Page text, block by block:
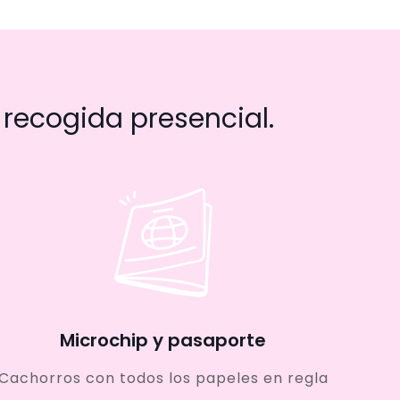
presencial.
Microchip y pasaporte
con todos los papeles en regla